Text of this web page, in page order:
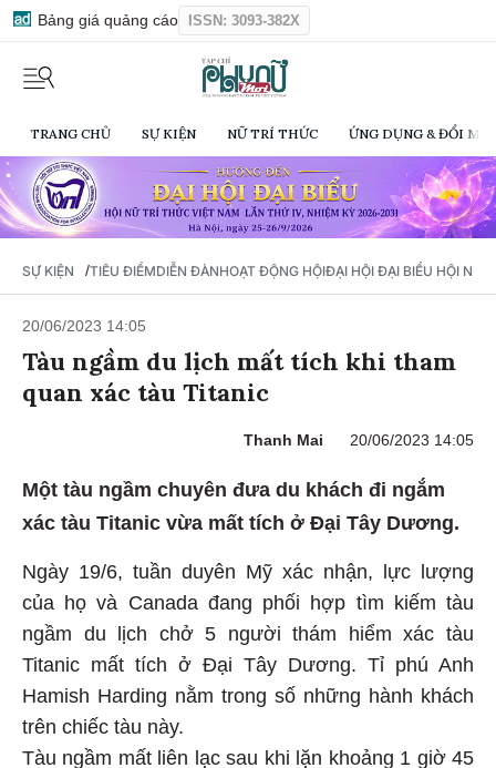
Bảng giá quảng cáo ISSN: 3093-382X
TRANG CHỦ SỰ KIỆN NỮ TRÍ THỨC ỨNG DỤNG & ĐỔI
SỰ KIỆN /TIÊU ĐIỂMDIỄN ĐÀNHOẠT ĐỘNG HỘIĐẠI HỘI ĐẠI BIỂU HỘI NỮ
20/06/2023 14:05
Tàu ngầm du lịch mất tích khi tham
quan xác tàu Titanic
Thanh Mai 20/06/2023 14:05
Một tàu ngầm chuyên đưa du khách đi ngắm
xác tàu Titanic vừa mất tích ở Đại Tây Dương.
Ngày 19/6, tuần duyên Mỹ xác nhận, lực lượng
của họ và Canada đang phối hợp tìm kiếm tàu
ngầm du lịch chở 5 người thám hiểm xác tàu
Titanic mất tích ở Đại Tây Dương. Tỉ phú Anh
Hamish Harding nằm trong số những hành khách
trên chiếc tàu này.
Tàu ngầm mất liên lạc sau khi lặn khoảng 1 giờ 45